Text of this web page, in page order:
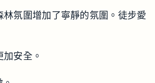
氛圍增加了寧靜的氛圍。徒步愛
安全。